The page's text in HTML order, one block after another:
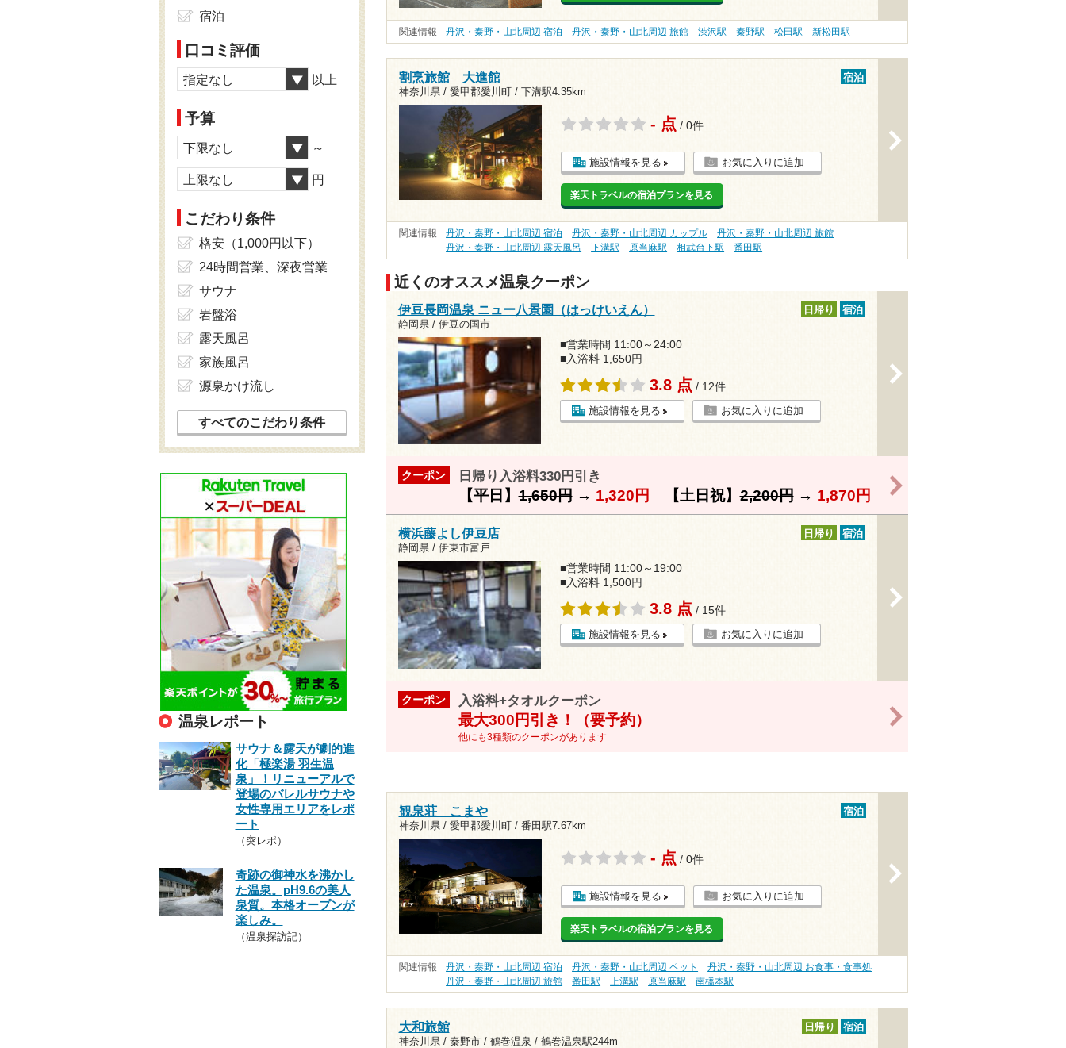
関連情報 丹沢・秦野・山北周辺 宿泊 丹沢・秦野・山北周辺 旅館 渋沢駅 秦野駅 松田駅 新松田駅
割烹旅館 大進館
神奈川県 / 愛甲郡愛川町 / 下溝駅4.35km
宿泊
- 点 / 0件
施設情報を見る お気に入りに追加
楽天トラベルの宿泊プランを見る
関連情報 丹沢・秦野・山北周辺 宿泊 丹沢・秦野・山北周辺 カップル
丹沢・秦野・山北周辺 旅館
丹沢・秦野・山北周辺 露天風呂
下溝駅 原当麻駅 相武台下駅 番田駅
近くのオススメ温泉クーポン
伊豆長岡温泉 ニュー八景園（はっけいえん）
静岡県 / 伊豆の国市
日帰り 宿泊
■営業時間 11:00～24:00
■入浴料 1,650円
3.8 点 / 12件
施設情報を見る お気に入りに追加
クーポン 日帰り入浴料330円引き
【平日】1,650円→ 1,320円 【土日祝】2,200円→ 1,870円
横浜藤よし伊豆店
静岡県 / 伊東市富戸
日帰り 宿泊
■営業時間 11:00～19:00
■入浴料 1,500円
3.8 点 / 15件
施設情報を見る お気に入りに追加
クーポン 入浴料+タオルクーポン
最大300円引き！（要予約）
他にも3種類のクーポンがあります
観泉荘 こまや
神奈川県 / 愛甲郡愛川町 / 番田駅7.67km
宿泊
- 点 / 0件
施設情報を見る お気に入りに追加
楽天トラベルの宿泊プランを見る
関連情報 丹沢・秦野・山北周辺 宿泊 丹沢・秦野・山北周辺 ペット
丹沢・秦野・山北周辺 お食事・食事処
丹沢・秦野・山北周辺 旅館
番田駅 上溝駅 原当麻駅 南橋本駅
大和旅館
神奈川県 / 秦野市 / 鶴巻温泉 / 鶴巻温泉駅244m
日帰り 宿泊
宿泊
口コミ評価
指定なし 以上
予算
下限なし ～
上限なし 円
こだわり条件
格安（1,000円以下）
24時間営業、深夜営業
サウナ
岩盤浴
露天風呂
家族風呂
源泉かけ流し
すべてのこだわり条件
温泉レポート
サウナ＆露天が劇的進
化「極楽湯 羽生温
泉」！リニューアルで
登場のバレルサウナや
女性専用エリアをレポ
ート
（突レポ）
奇跡の御神水を沸かし
た温泉。pH9.6の美人
泉質。本格オープンが
楽しみ。
（温泉探訪記）